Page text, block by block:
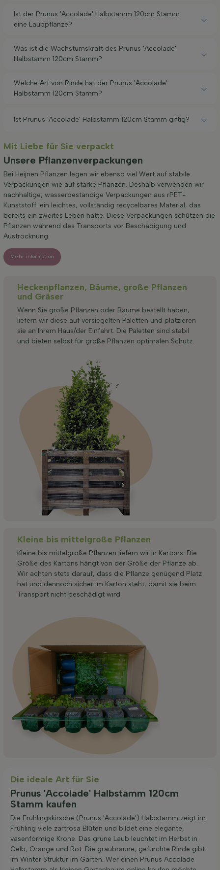
Ist der Prunus 'Accolade' Halbstamm 120cm Stamm
eine Laubpflanze?
Was ist die Wachstumskraft des Prunus 'Accolade'
Halbstamm 120cm Stamm?
Welche Art von Rinde hat der Prunus 'Accolade'
Halbstamm 120cm Stamm?
Ist Prunus 'Accolade' Halbstamm 120cm Stamm giftig?
Mit Liebe für Sie verpackt
Unsere Pflanzenverpackungen
Bei Heijnen Pflanzen legen wir ebenso viel Wert auf stabile
Verpackungen wie auf starke Pflanzen. Deshalb verwenden wir
nachhaltige, wasserbeständige Verpackungen aus rPET-
Kunststoff: ein leichtes, vollständig recycelbares Material, das
bereits ein zweites Leben hatte. Diese Verpackungen schützen die
Pflanzen während des Transports vor Beschädigung und
Austrocknung.
Mehr information
Heckenpflanzen, Bäume, große Pflanzen
und Gräser
Wenn Sie große Pflanzen oder Bäume bestellt haben,
liefern wir diese auf versiegelten Paletten und platzieren
sie an Ihrem Haus/der Einfahrt. Die Paletten sind stabil
und bieten selbst für große Pflanzen optimalen Schutz.
Kleine bis mittelgroße Pflanzen
Kleine bis mittelgroße Pflanzen liefern wir in Kartons. Die
Größe des Kartons hängt von der Größe der Pflanze ab.
Wir achten stets darauf, dass die Pflanze genügend Platz
hat und dennoch sicher im Karton steht, damit sie beim
Transport nicht beschädigt wird.
Die ideale Art für Sie
Prunus 'Accolade' Halbstamm 120cm
Stamm kaufen
Die Frühlingskirsche (Prunus 'Accolade') Halbstamm zeigt im
Frühling viele zartrosa Blüten und bildet eine elegante,
vasenförmige Krone. Das grüne Laub leuchtet im Herbst in
Gelb, Orange und Rot. Die graubraune, gefurchte Rinde gibt
im Winter Struktur im Garten. Wer einen Prunus Accolade